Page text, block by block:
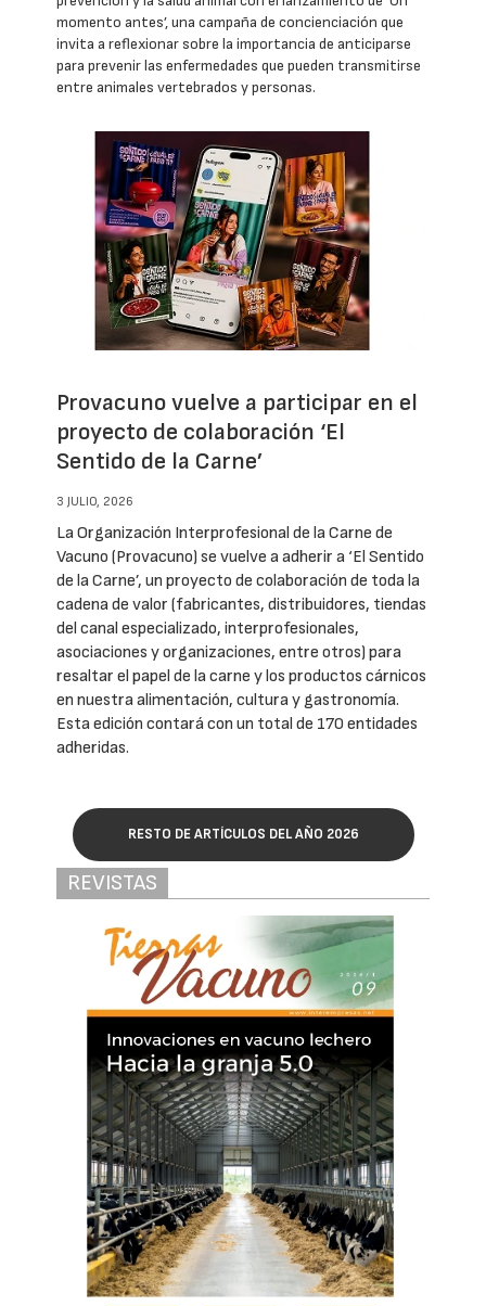
momento antes’, una campaña de concienciación que
invita a reflexionar sobre la importancia de anticiparse
para prevenir las enfermedades que pueden transmitirse
entre animales vertebrados y personas.
Provacuno vuelve a participar en el
proyecto de colaboración ‘El
Sentido de la Carne’
3 JULIO, 2026
La Organización Interprofesional de la Carne de
Vacuno (Provacuno) se vuelve a adherir a ‘El Sentido
de la Carne’, un proyecto de colaboración de toda la
cadena de valor (fabricantes, distribuidores, tiendas
del canal especializado, interprofesionales,
asociaciones y organizaciones, entre otros) para
resaltar el papel de la carne y los productos cárnicos
en nuestra alimentación, cultura y gastronomía.
Esta edición contará con un total de 170 entidades
adheridas.
RESTO DE ARTÍCULOS DEL AÑO 2026
REVISTAS